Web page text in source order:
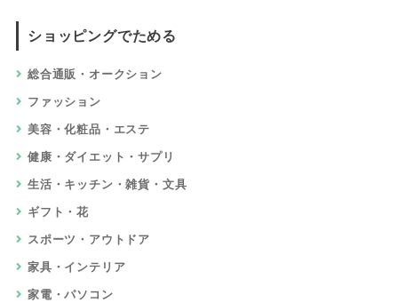
ショッピングでためる
総合通販・オークション
ファッション
美容・化粧品・エステ
健康・ダイエット・サプリ
生活・キッチン・雑貨・文具
ギフト・花
スポーツ・アウトドア
家具・インテリア
家電・パソコン